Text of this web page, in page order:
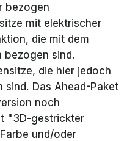
bezogen
mit elektrischer
die mit dem
bezogen sind.
die hier jedoch
sind. Das Ahead-Paket
noch
"3D-gestrickter
und/oder